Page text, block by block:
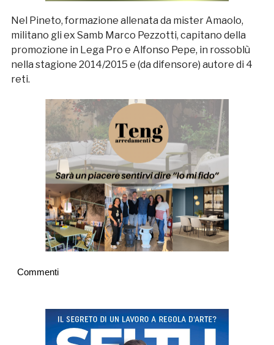
Nel Pineto, formazione allenata da mister Amaolo,
militano gli ex Samb Marco Pezzotti, capitano della
promozione in Lega Pro e Alfonso Pepe, in rossoblù
nella stagione 2014/2015 e (da difensore) autore di 4
reti.
Commenti